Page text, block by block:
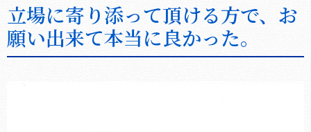
立場に寄り添って頂ける方で、お
願い出来て本当に良かった。